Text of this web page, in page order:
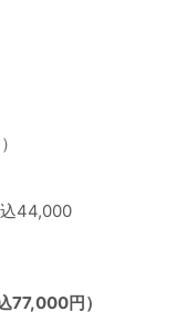
44,000
77,000円）